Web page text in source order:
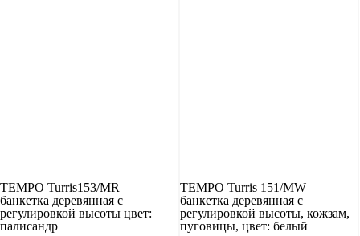
TEMPO Turris153/MR —
банкетка деревянная с
регулировкой высоты цвет:
палисандр
TEMPO Turris 151/MW —
банкетка деревянная с
регулировкой высоты, кожзам,
пуговицы, цвет: белый